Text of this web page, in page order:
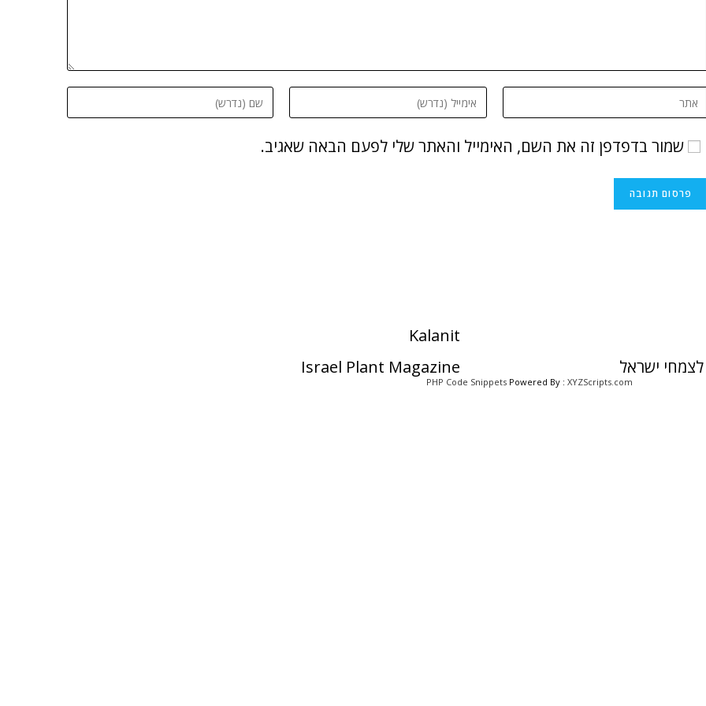
שמור בדפדפן זה את השם, האימייל והאתר שלי לפעם הבאה שאגיב.
ישראל
Kalanit
Israel Plant Magazine
PHP Code Snippets Powered By : XYZScripts.com